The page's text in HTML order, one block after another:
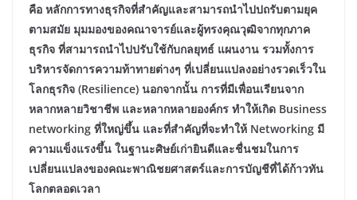
คือ หลักการทางธุรกิจที่สำคัญและสามารถนำไปปถรับตามยุค
ตามสมัย มุมมองของคณาจารย์และผู้ทรงคุณวุฒิจากทุกภาค
ธุรกิจ ที่สามารถนำไปปรับใช้กับกลยุทธ์ แผนงาน รวมทั้งการ
บริหารจัดการความท้าทายต่างๆ ที่เปลี่ยนแปลงอย่างรวดเร็วใน
โลกธุรกิจ (Resilience) นอกจากนั้น การที่มีเพื่อนเรียนจาก
หลากหลายวิชาชีพ และหลากหลายองค์กร ทำให้เกิด Business
networking ที่ใหญ่ขึ้น และที่สำคัญที่จะทำให้ Networking มี
ความแข็งแรงขึ้น ในฐานะศิษย์เก่ายินดีและชื่นชมในการ
เปลี่ยนแปลงของคณะพาณิชยศาสตร์และการบัญชีที่ได้ก้าวทัน
โลกตลอดเวลา